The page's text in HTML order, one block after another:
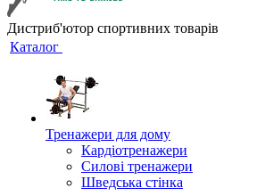
Дистриб'ютор спортивних товарів
Каталог
Тренажери для дому
Кардіотренажери
Силові тренажери
Шведська стінка